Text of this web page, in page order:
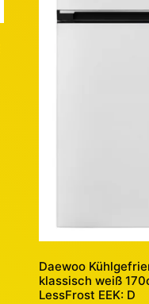
Daewoo
klassisch weiß
LessFrost EEK: D